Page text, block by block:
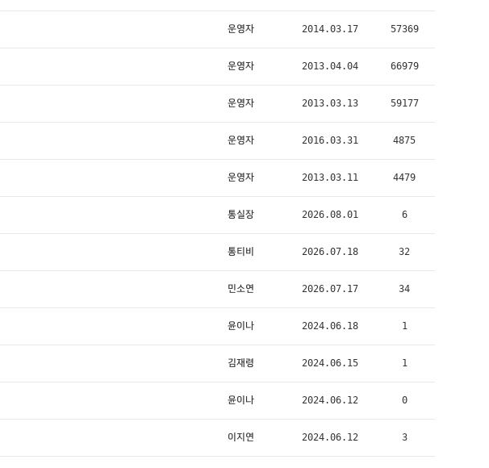
운영자 2014.03.17 57369
운영자 2013.04.04 66979
운영자 2013.03.13 59177
운영자 2016.03.31 4875
운영자 2013.03.11 4479
통실장 2026.08.01 6
통티비 2026.07.18 32
민소연 2026.07.17 34
윤이나 2024.06.18 1
김재령 2024.06.15 1
윤이나 2024.06.12 0
이지연 2024.06.12 3